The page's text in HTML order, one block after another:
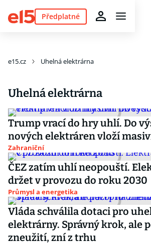
Předplatné
e15.cz Uhelná elektrárna
Uhelná elektrárna
Trump vrací do hry uhlí. Do
nových elektráren vloží
Zahraniční
ČEZ zatím uhlí neopouští.
držet v provozu do roku 2030
Průmysl a energetika
Vláda schválila dotaci pro
elektrárny. Správný krok, ale
zneužití, zní z trhu